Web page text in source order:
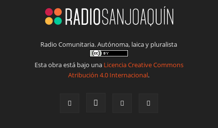
Radio Comunitaria. Autónoma, laica y pluralista
Esta obra está bajo una Licencia Creative Commons
Atribución 4.0 Internacional.